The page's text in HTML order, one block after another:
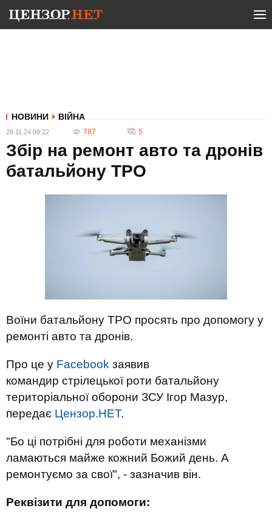
НОВИНИ ВІЙНА
28.11.24 09:22 787 5
Збір на ремонт авто та дронів
батальйону ТРО
Воїни батальйону ТРО просять про допомогу у
ремонті авто та дронів.
Про це у Facebook заявив
командир стрілецької роти батальйону
територіальної оборони ЗСУ Ігор Мазур,
передає Цензор.НЕТ.
"Бо ці потрібні для роботи механізми
ламаються майже кожний Божий день. А
ремонтуємо за свої", - зазначив він.
Реквізити для допомоги: